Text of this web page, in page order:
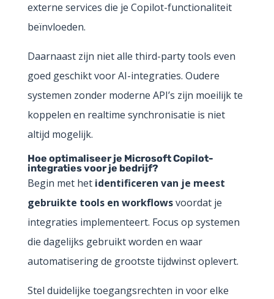
externe services die je Copilot-functionaliteit
beïnvloeden.
Daarnaast zijn niet alle third-party tools even
goed geschikt voor AI-integraties. Oudere
systemen zonder moderne API’s zijn moeilijk te
koppelen en realtime synchronisatie is niet
altijd mogelijk.
Hoe optimaliseer je Microsoft Copilot-
integraties voor je bedrijf?
Begin met het identificeren van je meest
gebruikte tools en workflowsvoordat je
integraties implementeert. Focus op systemen
die dagelijks gebruikt worden en waar
automatisering de grootste tijdwinst oplevert.
Stel duidelijke toegangsrechten in voor elke